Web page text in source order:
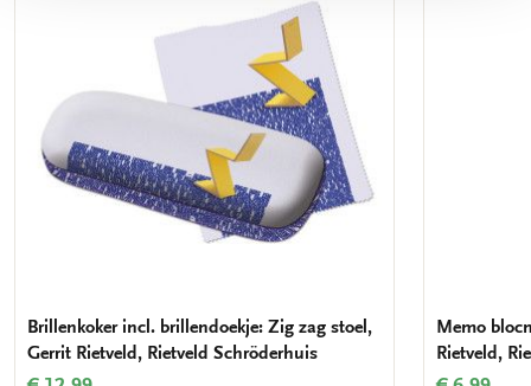
Brillenkoker incl. brillendoekje: Zig zag stoel,
Gerrit Rietveld, Rietveld Schröderhuis
Memo
Rietveld,